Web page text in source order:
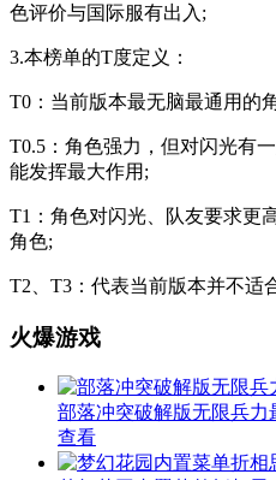
色评价与国际服有出入;
3.本榜单的T度定义：
T0：当前版本最无脑最通用的
T0.5：角色强力，但对闪光有
能发挥最大作用;
T1：角色对闪光、队友要求更
角色;
T2、T3：代表当前版本并不适
火爆游戏
部落冲突破解版无限兵力
查看